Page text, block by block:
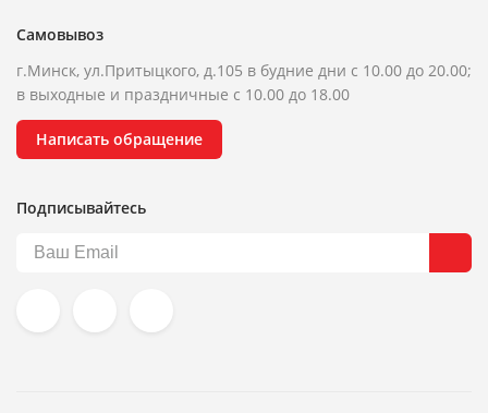
Самовывоз
г.Минск, ул.Притыцкого, д.105 в будние дни с 10.00 до 20.00;
в выходные и праздничные с 10.00 до 18.00
Написать обращение
Подписывайтесь